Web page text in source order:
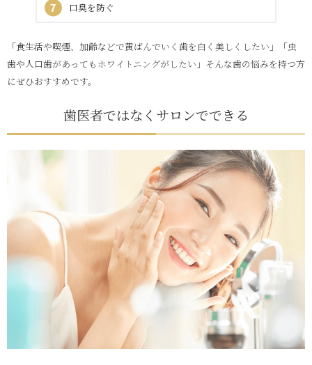
口臭を防ぐ
「食生活や喫煙、加齢などで黄ばんでいく歯を白く美しくしたい」「虫
歯や人口歯があってもホワイトニングがしたい」そんな歯の悩みを持つ方
にぜひおすすめです。
歯医者ではなくサロンでできる